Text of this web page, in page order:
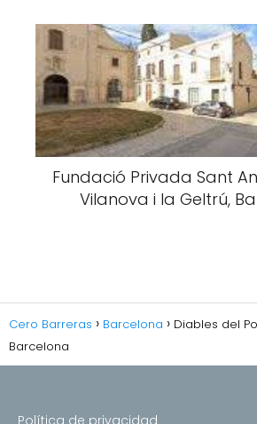
Fundació Privada Sant
Vilanova i la Geltrú,
Cero Barreras Barcelona
Diables del
Barcelona
Política de privacidad